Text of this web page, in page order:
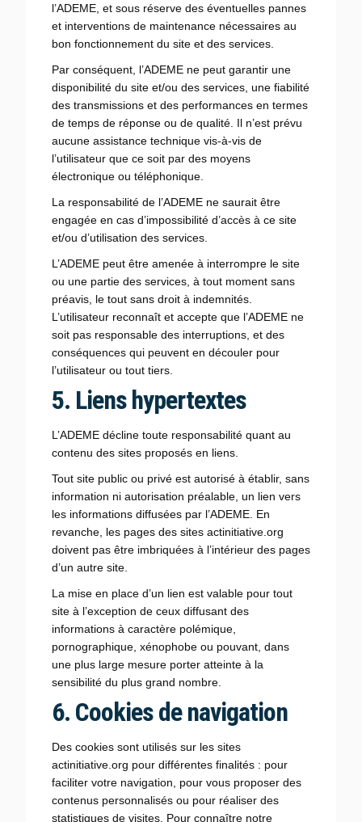
l’ADEME, et sous réserve des éventuelles pannes
et interventions de maintenance nécessaires au
bon fonctionnement du site et des services.
Par conséquent, l’ADEME ne peut garantir une
disponibilité du site et/ou des services, une fiabilité
des transmissions et des performances en termes
de temps de réponse ou de qualité. Il n’est prévu
aucune assistance technique vis-à-vis de
l’utilisateur que ce soit par des moyens
électronique ou téléphonique.
La responsabilité de l’ADEME ne saurait être
engagée en cas d’impossibilité d’accès à ce site
et/ou d’utilisation des services.
L’ADEME peut être amenée à interrompre le site
ou une partie des services, à tout moment sans
préavis, le tout sans droit à indemnités.
L’utilisateur reconnaît et accepte que l’ADEME ne
soit pas responsable des interruptions, et des
conséquences qui peuvent en découler pour
l’utilisateur ou tout tiers.
5. Liens hypertextes
L’ADEME décline toute responsabilité quant au
contenu des sites proposés en liens.
Tout site public ou privé est autorisé à établir, sans
information ni autorisation préalable, un lien vers
les informations diffusées par l’ADEME. En
revanche, les pages des sites actinitiative.org
doivent pas être imbriquées à l’intérieur des pages
d’un autre site.
La mise en place d’un lien est valable pour tout
site à l’exception de ceux diffusant des
informations à caractère polémique,
pornographique, xénophobe ou pouvant, dans
une plus large mesure porter atteinte à la
sensibilité du plus grand nombre.
6. Cookies de navigation
Des cookies sont utilisés sur les sites
actinitiative.org pour différentes finalités : pour
faciliter votre navigation, pour vous proposer des
contenus personnalisés ou pour réaliser des
statistiques de visites. Pour connaître notre